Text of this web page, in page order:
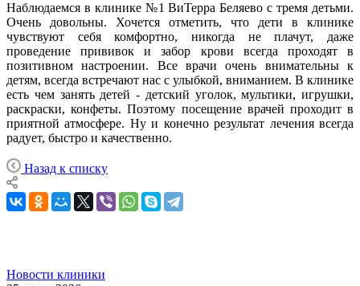
Наблюдаемся в клинике №1 ВиТерра Беляево с тремя детьми.
Очень довольны. Хочется отметить, что дети в клинике
чувствуют себя комфортно, никогда не плачут, даже
проведение прививок и забор крови всегда проходят в
позитивном настроении. Все врачи очень внимательны к
детям, всегда встречают нас с улыбкой, вниманием. В клинике
есть чем занять детей - детский уголок, мультики, игрушки,
раскраски, конфеты. Поэтому посещение врачей проходит в
приятной атмосфере. Ну и конечно результат лечения всегда
радует, быстро и качественно.
Назад к списку
Новости клиники